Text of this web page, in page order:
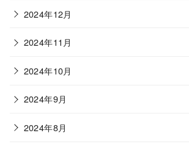
2024年12月
2024年11月
2024年10月
2024年9月
2024年8月